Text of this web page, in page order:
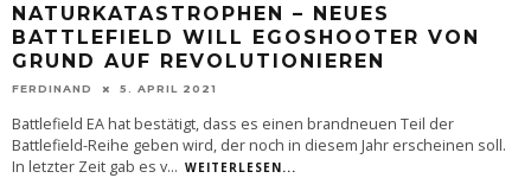
NATURKATASTROPHEN – NEUES
BATTLEFIELD WILL EGOSHOOTER VON
GRUND AUF REVOLUTIONIEREN
FERDINAND 5. APRIL 2021
Battlefield EA hat bestätigt, dass es einen brandneuen Teil der
Battlefield-Reihe geben wird, der noch in diesem Jahr erscheinen soll.
In letzter Zeit gab es v... WEITERLESEN...